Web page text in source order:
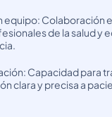
equipo: Colaboración
de la salud y
Capacidad para
clara y precisa a